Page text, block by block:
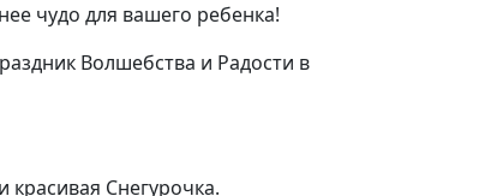
чудо для вашего ребенка!
Волшебства и Радости в
Снегурочка.